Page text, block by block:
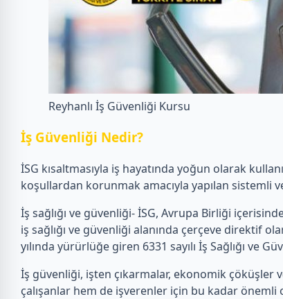
Reyhanlı İş Güvenliği Kursu
İş Güvenliği Nedir?
İSG kısaltmasıyla iş hayatında yoğun olarak
koşullardan korunmak amacıyla yapılan sistemli
İş sağlığı ve güvenliği- İSG, Avrupa Birliği içerisinde
iş sağlığı ve güvenliği alanında çerçeve direktif
yılında yürürlüğe giren 6331 sayılı İş Sağlığı ve
İş güvenliği, işten çıkarmalar, ekonomik
çalışanlar hem de işverenler için bu kadar önemli